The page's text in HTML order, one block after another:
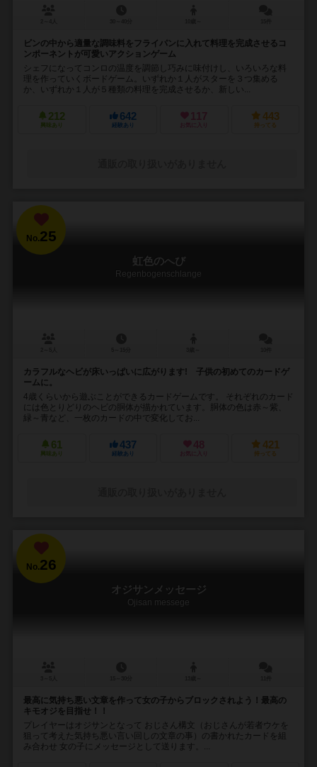
ビンの中から適量な調味料をフライパンに入れて料理を完成させるコ
ンポーネントが可愛いアクションゲーム
シェフになってコンロの温度を調節し巧みに味付けし、いろいろな料
理を作っていくボードゲーム。いずれか１人がスターを３つ集める
か、いずれか１人が５種類の料理を完成させるか、新しい...
212
興味あり
642
経験あり
117
お気に入り
443
持ってる
No.25
虹色のへび
Regenbogenschlange
カラフルなヘビが床いっぱいに広がります! 子供の初めてのカードゲ
ームに。
4歳くらいから遊ぶことができるカードゲームです。 それぞれのカード
には色とりどりのヘビの胴体が描かれています。胴体の色は赤～紫、
緑～青など、一枚のカードの中で変化してお...
61
興味あり
437
経験あり
48
お気に入り
421
持ってる
No.26
オジサンメッセージ
Ojisan messege
最高に気持ち悪い文章を作って女の子からブロックされよう！最高の
キモオジを目指せ！！
プレイヤーはオジサンとなって おじさん構文（おじさんが若者ウケを
狙って考えた気持ち悪い言い回しの文章の事）の書かれたカードを組
み合わせ 女の子にメッセージとして送ります。...